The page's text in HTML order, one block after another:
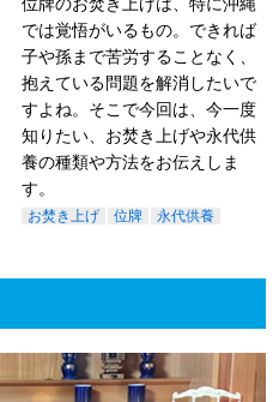
では覚悟がいるもの。できれば
子や孫まで苦労することなく、
抱えている問題を解消したいで
すよね。そこで今回は、今一度
知りたい、お焚き上げや永代供
養の種類や方法をお伝えしま
す。
お焚き上げ 位牌 永代供養